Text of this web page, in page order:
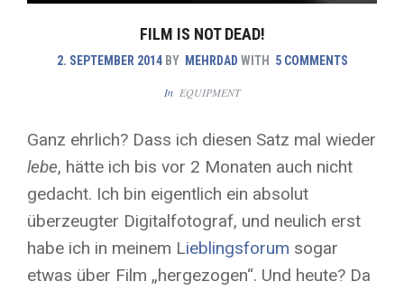
FILM IS NOT DEAD!
2. SEPTEMBER 2014 BY MEHRDAD WITH 5 COMMENTS
In EQUIPMENT
Ganz ehrlich? Dass ich diesen Satz mal wieder
lebe, hätte ich bis vor 2 Monaten auch nicht
gedacht. Ich bin eigentlich ein absolut
überzeugter Digitalfotograf, und neulich erst
habe ich in meinem Lieblingsforum sogar
etwas über Film „hergezogen“. Und heute? Da